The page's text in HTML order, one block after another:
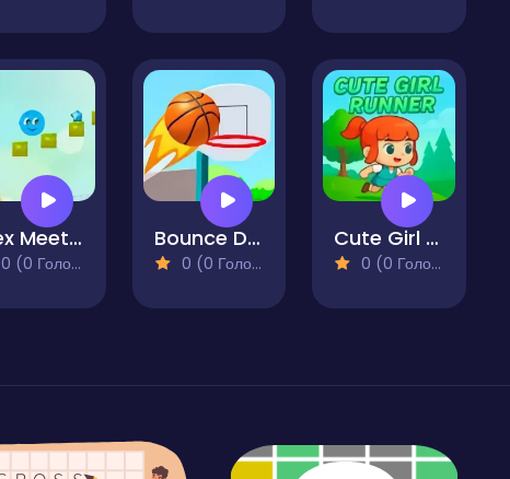
Alex Meets Ally Spring
0 (0 Голосів)
Bounce Dunk Basketball
0 (0 Голосів)
Cute Girl Runner
0 (0 Голосів)